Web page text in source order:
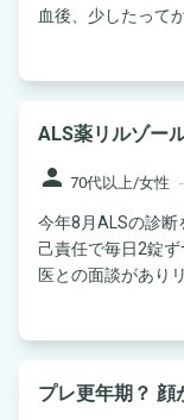
血後、少したって
ALS薬リルゾー
person 70代以上/女性 -
今年8月ALSの診断
己責任で毎日2錠
医との面談があり
プレ更年期？ 顔